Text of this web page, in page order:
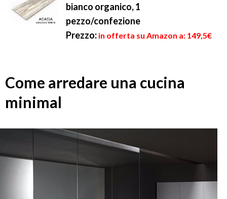
bianco organico, 1
pezzo/confezione
Prezzo: in offerta su Amazon a: 149,5€
Come arredare una cucina
minimal